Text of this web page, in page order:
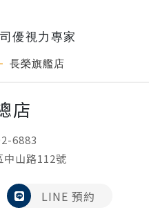
構，讓鏡框自然融入
，存在感幾乎消失。
刻意表現，卻始終自有
Thintanium 5536張凌
薄鈦金屬結構貼合臉部
形比例，清晰卻不張
量穩定，長時間配戴依
貓眼廓形，是宋慧喬陽
出極簡卻深具存在感的
經典雙樑結構搭配精細
的夜晚街道，都能保持
言。PROJEKT
的平衡感｜任容萱、主
比例的交織，SC-7 展現
一季最前線的設計篇
中，我們不僅提供最完
術語彙下的風格視角
Diamond 金屬菱格印
了靜謐光影下的奢華厚
氣場。這是一副承襲
讓每一次抬眼，皆是格
優視力專家
長榮旗艦店
店
6883
中山路112號
LINE 預約